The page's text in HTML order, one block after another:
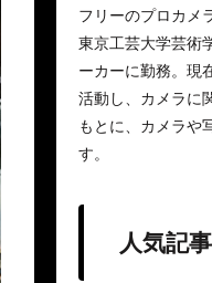
フリーのプロカメ
東京工芸大学芸術
ーカーに勤務。現
活動し、カメラに
もとに、カメラや
す。
人気記事